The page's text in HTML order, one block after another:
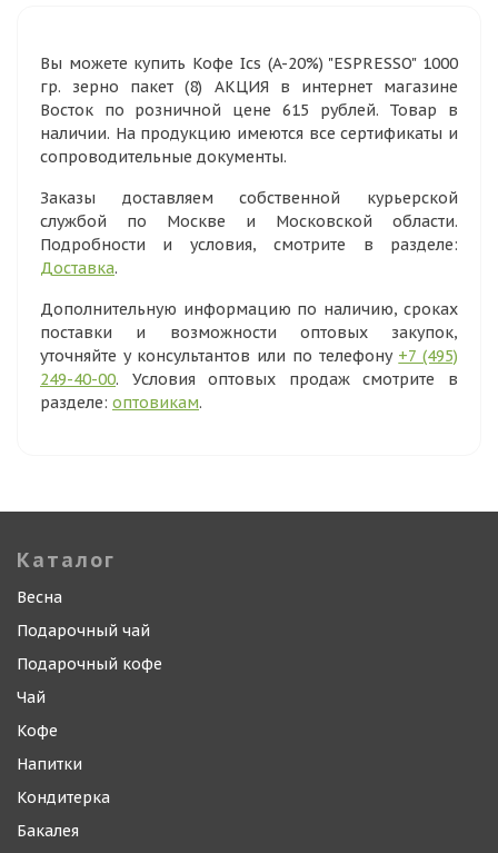
Вы можете купить Кофе Ics (A-20%) "ESPRESSO" 1000
гр. зерно пакет (8) АКЦИЯ в интернет магазине
Восток по розничной цене 615 рублей. Товар в
наличии. На продукцию имеются все сертификаты и
сопроводительные документы.
Заказы доставляем собственной курьерской
службой по Москве и Московской области.
Подробности и условия, смотрите в разделе:
Доставка.
Дополнительную информацию по наличию, сроках
поставки и возможности оптовых закупок,
уточняйте у консультантов или по телефону +7 (495)
249-40-00. Условия оптовых продаж смотрите в
разделе: оптовикам.
Каталог
Весна
Подарочный чай
Подарочный кофе
Чай
Кофе
Напитки
Кондитерка
Бакалея